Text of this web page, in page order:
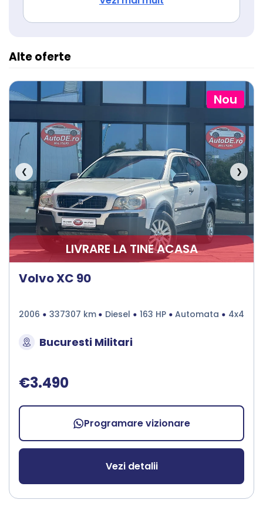
Alte oferte
Nou
❮ ❯
LIVRARE LA TINE ACASA
Volvo XC 90
2006 337307 km Diesel 163 HP Automata 4x4
Bucuresti Militari
€3.490
Programare vizionare
Vezi detalii